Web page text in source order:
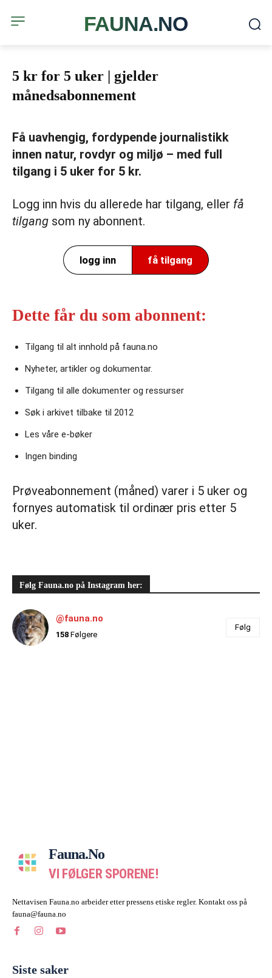
FAUNA.NO
5 kr for 5 uker | gjelder
månedsabonnement
Få uavhengig, fordypende journalistikk
innen natur, rovdyr og miljø – med full
tilgang i 5 uker for 5 kr.
Logg inn hvis du allerede har tilgang, eller få
tilgang som ny abonnent.
logg inn få tilgang
Dette får du som abonnent:
Tilgang til alt innhold på fauna.no
Nyheter, artikler og dokumentar.
Tilgang til alle dokumenter og ressurser
Søk i arkivet tilbake til 2012
Les våre e‑bøker
Ingen binding
Prøveabonnement (måned) varer i 5 uker og
fornyes automatisk til ordinær pris etter 5
uker.
Følg Fauna.no på Instagram her:
@fauna.no
158 Følgere
Følg
Fauna.no
VI FØLGER SPORENE!
Nettavisen Fauna.no arbeider etter pressens etiske regler. Kontakt oss på
fauna@fauna.no
Siste saker